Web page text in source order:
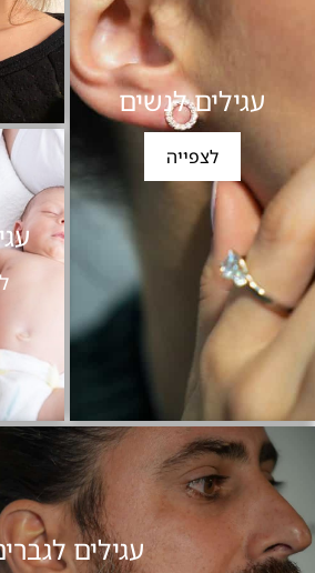
עגילים לנשים
לצפייה
עגילים